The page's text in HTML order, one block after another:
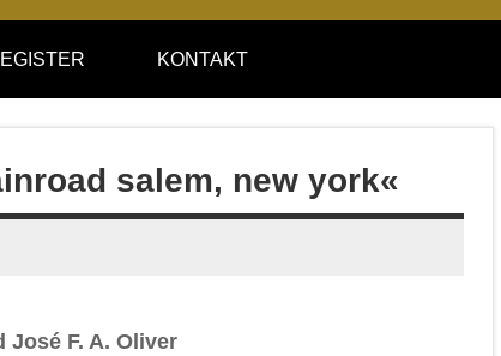
KONTAKT
salem, new york«
F. A. Oliver